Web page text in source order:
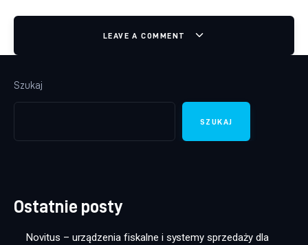
LEAVE A COMMENT
Szukaj
SZUKAJ
Ostatnie posty
Novitus – urządzenia fiskalne i systemy sprzedaży dla